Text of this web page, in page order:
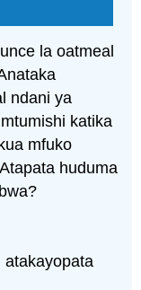
la oatmeal
ndani ya
katika
mfuko
huduma
atakayopata